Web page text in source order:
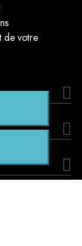
de votre